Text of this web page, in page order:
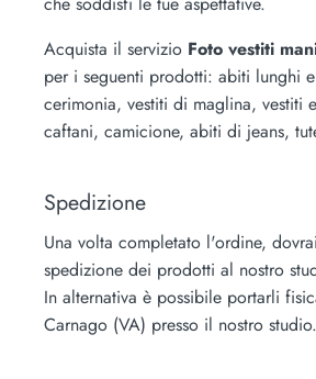
Acquista il servizio Foto vestiti
per i seguenti prodotti: abiti lunghi
cerimonia, vestiti di maglina, vestiti
caftani, camicione, abiti di jeans,
Spedizione
Una volta completato l'ordine,
spedizione dei prodotti al nostro
In alternativa è possibile portarli
Carnago (VA) presso il nostro studio.